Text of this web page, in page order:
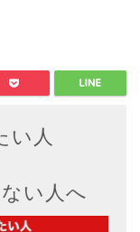
い人
い人へ